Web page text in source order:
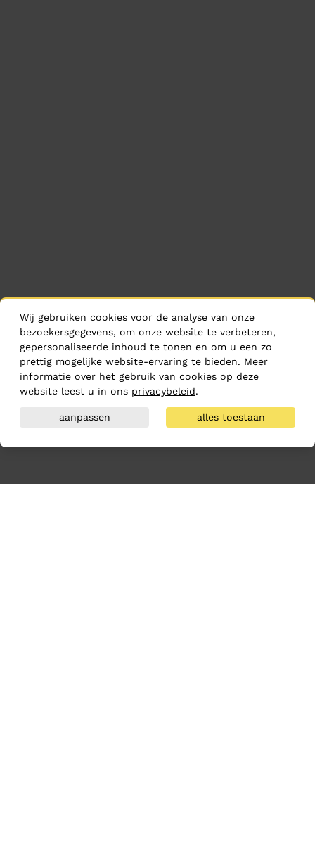
Wij gebruiken cookies voor de analyse van onze
bezoekersgegevens, om onze website te verbeteren,
gepersonaliseerde inhoud te tonen en om u een zo
prettig mogelijke website-ervaring te bieden. Meer
informatie over het gebruik van cookies op deze
website leest u in ons privacybeleid.
aanpassen alles toestaan